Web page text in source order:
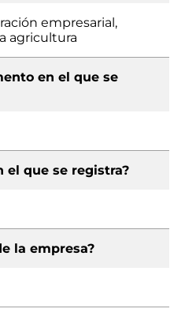
empresarial,
agricultura
en el que se
el que se registra?
la empresa?